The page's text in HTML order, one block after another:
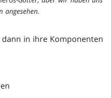
angesehen.
in ihre Komponenten